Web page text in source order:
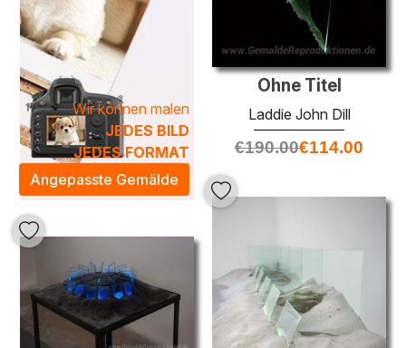
Wir können malen
JEDES BILD
JEDES FORMAT
Angepasste Gemälde
Ohne Titel
Laddie John Dill
€190.00€114.00